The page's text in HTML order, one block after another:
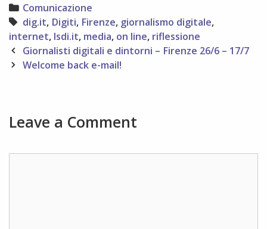
Categories
Comunicazione
Tags
dig.it, Digiti, Firenze, giornalismo digitale,
internet, lsdi.it, media, on line, riflessione
Post
navigation
Giornalisti digitali e dintorni – Firenze 26/6 – 17/7
Welcome back e-mail!
Leave a Comment